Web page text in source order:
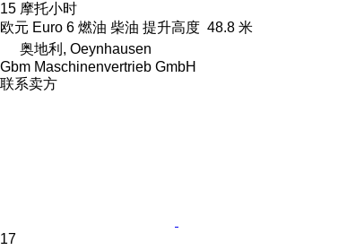
15 摩托小时
欧元 Euro 6 燃油 柴油 提升高度 48.8 米
奥地利, Oeynhausen
Gbm Maschinenvertrieb GmbH
联系卖方
17